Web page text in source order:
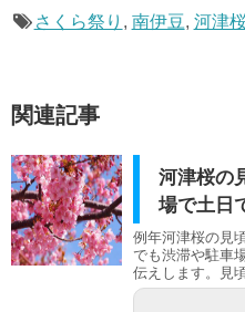
さくら祭り , 南伊豆, 河津
関連記事
河津桜の
場で土日
例年河津桜の見
でも渋滞や駐車
伝えします。見